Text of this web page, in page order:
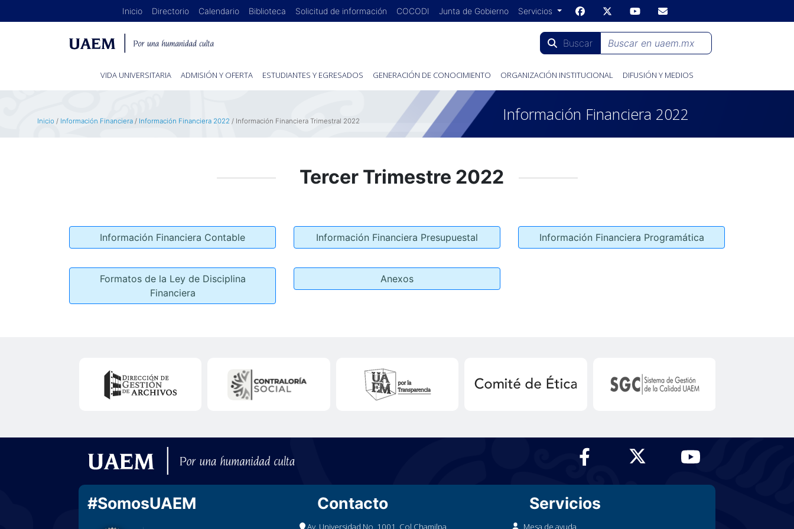
Inicio Directorio Calendario Biblioteca Solicitud de información COCODI Junta de Gobierno Servicios
Buscar
VIDA UNIVERSITARIA ADMISIÓN Y OFERTA ESTUDIANTES Y EGRESADOS GENERACIÓN DE CONOCIMIENTO ORGANIZACIÓN INSTITUCIONAL DIFUSIÓN Y MEDIOS
Inicio / Información Financiera / Información Financiera 2022 / Información Financiera Trimestral 2022 Información Financiera 2022
Tercer Trimestre 2022
Información Financiera Contable Información Financiera Presupuestal Información Financiera Programática
Formatos de la Ley de Disciplina
Financiera
Anexos
#SomosUAEM Contacto
Av. Universidad No. 1001, Col Chamilpa,
Servicios
Mesa de ayuda